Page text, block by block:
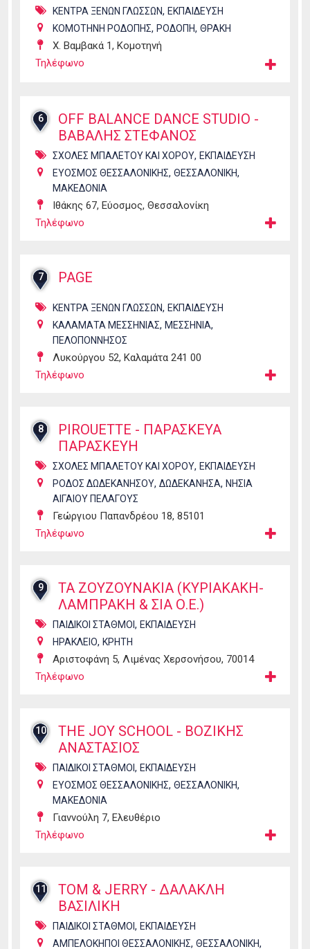
ΚΕΝΤΡΑ ΞΕΝΩΝ ΓΛΩΣΣΩΝ, ΕΚΠΑΙΔΕΥΣΗ
ΚΟΜΟΤΗΝΗ ΡΟΔΟΠΗΣ, ΡΟΔΟΠΗ, ΘΡΑΚΗ
Χ. Βαμβακά 1, Κομοτηνή
Τηλέφωνο
6
OFF BALANCE DANCE STUDIO -
ΒΑΒΑΛΗΣ ΣΤΕΦΑΝΟΣ
ΣΧΟΛΕΣ ΜΠΑΛΕΤΟΥ ΚΑΙ ΧΟΡΟΥ, ΕΚΠΑΙΔΕΥΣΗ
ΕΥΟΣΜΟΣ ΘΕΣΣΑΛΟΝΙΚΗΣ, ΘΕΣΣΑΛΟΝΙΚΗ,
ΜΑΚΕΔΟΝΙΑ
Ιθάκης 67, Εύοσμος, Θεσσαλονίκη
Τηλέφωνο
7 PAGE
ΚΕΝΤΡΑ ΞΕΝΩΝ ΓΛΩΣΣΩΝ, ΕΚΠΑΙΔΕΥΣΗ
ΚΑΛΑΜΑΤΑ ΜΕΣΣΗΝΙΑΣ, ΜΕΣΣΗΝΙΑ,
ΠΕΛΟΠΟΝΝΗΣΟΣ
Λυκούργου 52, Καλαμάτα 241 00
Τηλέφωνο
8
PIROUETTE - ΠΑΡΑΣΚΕΥΑ
ΠΑΡΑΣΚΕΥΗ
ΣΧΟΛΕΣ ΜΠΑΛΕΤΟΥ ΚΑΙ ΧΟΡΟΥ, ΕΚΠΑΙΔΕΥΣΗ
ΡΟΔΟΣ ΔΩΔΕΚΑΝΗΣΟΥ, ΔΩΔΕΚΑΝΗΣΑ, ΝΗΣΙΑ
ΑΙΓΑΙΟΥ ΠΕΛΑΓΟΥΣ
Γεώργιου Παπανδρέου 18, 85101
Τηλέφωνο
9
TA ZOYZOYNΑΚIA (ΚΥΡΙΑΚΑΚΗ-
ΛΑΜΠΡΑΚΗ & ΣΙΑ Ο.Ε.)
ΠΑΙΔΙΚΟΙ ΣΤΑΘΜΟΙ , ΕΚΠΑΙΔΕΥΣΗ
ΗΡΑΚΛΕΙΟ, ΚΡΗΤΗ
Αριστοφάνη 5, Λιμένας Χερσονήσου, 70014
Τηλέφωνο
10
THE JOY SCHOOL - ΒΟΖΙΚΗΣ
ΑΝΑΣΤΑΣΙΟΣ
ΠΑΙΔΙΚΟΙ ΣΤΑΘΜΟΙ , ΕΚΠΑΙΔΕΥΣΗ
ΕΥΟΣΜΟΣ ΘΕΣΣΑΛΟΝΙΚΗΣ, ΘΕΣΣΑΛΟΝΙΚΗ,
ΜΑΚΕΔΟΝΙΑ
Γιαννούλη 7, Ελευθέριο
Τηλέφωνο
11
TOM & JERRY - ΔΑΛΑΚΛΗ
ΒΑΣΙΛΙΚΗ
ΠΑΙΔΙΚΟΙ ΣΤΑΘΜΟΙ , ΕΚΠΑΙΔΕΥΣΗ
ΑΜΠΕΛΟΚΗΠΟΙ ΘΕΣΣΑΛΟΝΙΚΗΣ, ΘΕΣΣΑΛΟΝΙΚΗ,